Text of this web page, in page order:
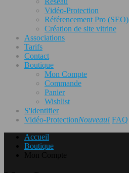
Vidéo-Protection
Référencement Pro (SEO)
Création de site vitrine
Associations
Tarifs
Contact
Boutique
Mon Compte
Commande
Panier
Wishlist
S'identifier
Vidéo-ProtectionNouveau! FAQ
Accueil
Boutique